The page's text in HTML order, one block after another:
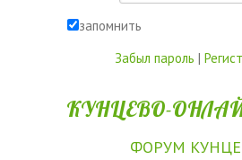
запомнить
Забыл пароль |
КУНЦЕВО-
ФОРУМ